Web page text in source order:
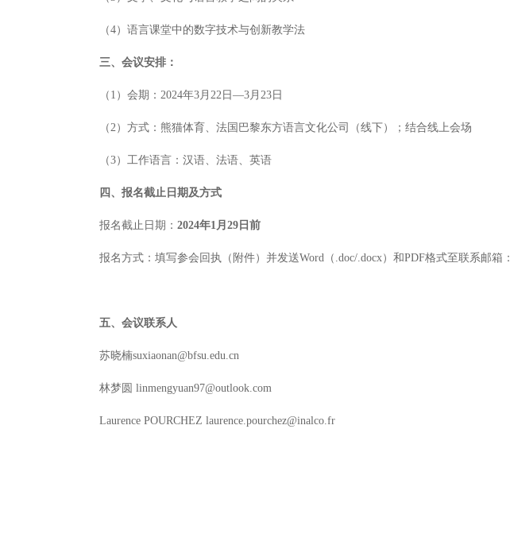
（4）语言课堂中的数字技术与创新教学法
三、会议安排：
（1）会期：2024年3月22日—3月23日
（2）方式：熊猫体育、法国巴黎东方语言文化公司（线下）；结合线上会场
（3）工作语言：汉语、法语、英语
四、报名截止日期及方式
报名截止日期： 2024年1月 29 日前
报名方式：填写参会回执（附件）并发送Word（.doc/.docx）和PDF格式至联系邮箱：
五、会议联系人
苏晓楠suxiaonan@bfsu.edu.cn
林梦圆 linmengyuan97@outlook.com
Laurence POURCHEZ laurence.pourchez@inalco.fr